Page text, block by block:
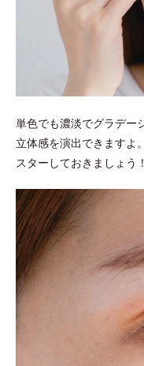
単色でも濃淡でグラデー
立体感を演出できますよ
スターしておきましょう！